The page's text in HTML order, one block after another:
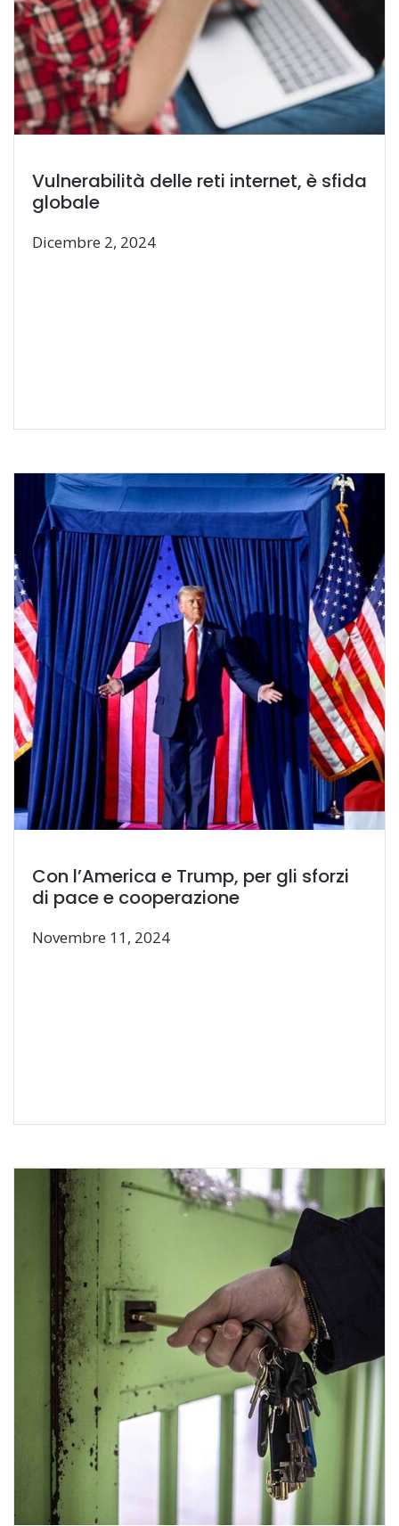
Vulnerabilità delle reti internet, è sfida
globale
Dicembre 2, 2024
Con l’America e Trump, per gli sforzi
di pace e cooperazione
Novembre 11, 2024